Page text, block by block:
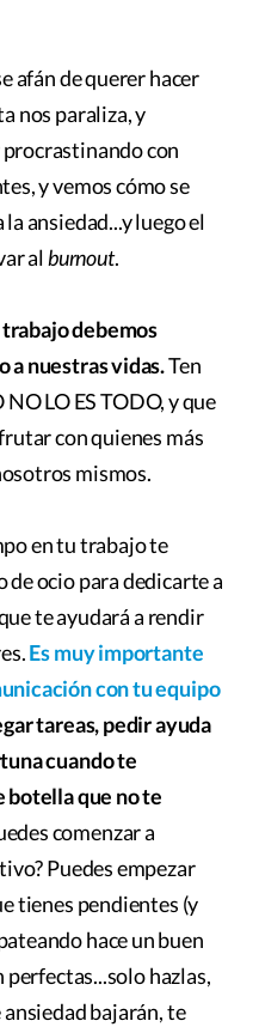
afán de querer hacer
nos paraliza, y
con
y vemos cómo se
ansiedad...y luego el
alburnout.
debemos
a nuestras vidas.Ten
LO ES TODO, y que
con quienes más
mismos.
en tu trabajo te
ocio para dedicarte a
te ayudará a rendir
Es muy importante
con tu equipo
tareas, pedir ayuda
cuando te
botella que no te
comenzar a
Puedes empezar
tienes pendientes (y
hace un buen
hazlas,
bajarán, te